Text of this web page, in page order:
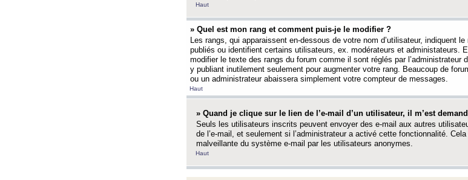
Haut
» Quel est mon rang et comment puis-je le modifier ?
Les rangs, qui apparaissent en-dessous de votre nom d’utilisateur, indiquent
publiés ou identifient certains utilisateurs, ex. modérateurs et administateurs.
modifier le texte des rangs du forum comme il sont réglés par l’administrateur
y publiant inutilement seulement pour augmenter votre rang. Beaucoup de
ou un administrateur abaissera simplement votre compteur de messages.
Haut
» Quand je clique sur le lien de l’e-mail d’un utilisateur, il m’est
Seuls les utilisateurs inscrits peuvent envoyer des e-mail aux autres
de l’e-mail, et seulement si l’administrateur a activé cette fonctionnalité.
malveillante du système e-mail par les utilisateurs anonymes.
Haut